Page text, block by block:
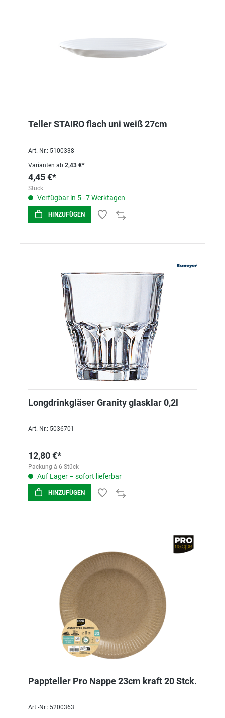
Teller STAIRO flach uni weiß 27cm
Art.-Nr.: 5100338
Varianten ab 2,43 €*
4,45 €*
Stück
Verfügbar in 5–7 Werktagen
HINZUFÜGEN
Longdrinkgläser Granity glasklar 0,2l
Art.-Nr.: 5036701
12,80 €*
Packung á 6 Stück
Auf Lager – sofort lieferbar
HINZUFÜGEN
Pappteller Pro Nappe 23cm kraft 20 Stck.
Art.-Nr.: 5200363